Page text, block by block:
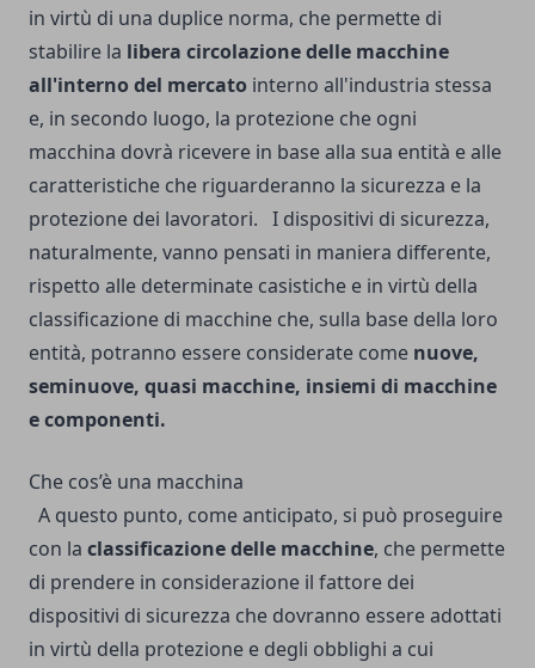
in virtù di una duplice norma, che permette di
stabilire la libera circolazione delle macchine
all'interno del mercato interno all'industria stessa
e, in secondo luogo, la protezione che ogni
macchina dovrà ricevere in base alla sua entità e alle
caratteristiche che riguarderanno la sicurezza e la
protezione dei lavoratori. I dispositivi di sicurezza,
naturalmente, vanno pensati in maniera differente,
rispetto alle determinate casistiche e in virtù della
classificazione di macchine che, sulla base della loro
entità, potranno essere considerate come nuove,
seminuove, quasi macchine, insiemi di macchine
e componenti.
Che cos’è una macchina
A questo punto, come anticipato, si può proseguire
con la classificazione delle macchine, che permette
di prendere in considerazione il fattore dei
dispositivi di sicurezza che dovranno essere adottati
in virtù della protezione e degli obblighi a cui